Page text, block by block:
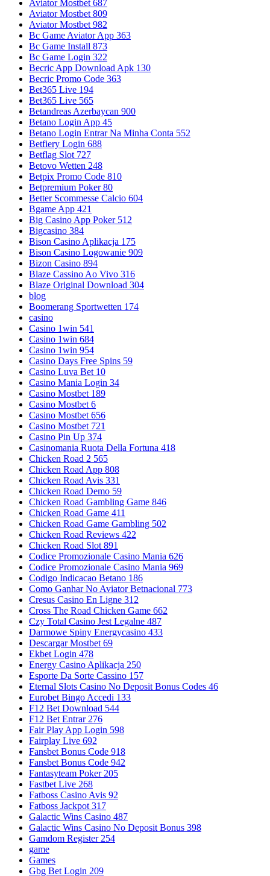
Aviator Mostbet 687
Aviator Mostbet 809
Aviator Mostbet 982
Bc Game Aviator App 363
Bc Game Install 873
Bc Game Login 322
Becric App Download Apk 130
Becric Promo Code 363
Bet365 Live 194
Bet365 Live 565
Betandreas Azerbaycan 900
Betano Login App 45
Betano Login Entrar Na Minha Conta 552
Betfiery Login 688
Betflag Slot 727
Betovo Wetten 248
Betpix Promo Code 810
Betpremium Poker 80
Better Scommesse Calcio 604
Bgame App 421
Big Casino App Poker 512
Bigcasino 384
Bison Casino Aplikacja 175
Bison Casino Logowanie 909
Bizon Casino 894
Blaze Cassino Ao Vivo 316
Blaze Original Download 304
blog
Boomerang Sportwetten 174
casino
Casino 1win 541
Casino 1win 684
Casino 1win 954
Casino Days Free Spins 59
Casino Luva Bet 10
Casino Mania Login 34
Casino Mostbet 189
Casino Mostbet 6
Casino Mostbet 656
Casino Mostbet 721
Casino Pin Up 374
Casinomania Ruota Della Fortuna 418
Chicken Road 2 565
Chicken Road App 808
Chicken Road Avis 331
Chicken Road Demo 59
Chicken Road Gambling Game 846
Chicken Road Game 411
Chicken Road Game Gambling 502
Chicken Road Reviews 422
Chicken Road Slot 891
Codice Promozionale Casino Mania 626
Codice Promozionale Casino Mania 969
Codigo Indicacao Betano 186
Como Ganhar No Aviator Betnacional 773
Cresus Casino En Ligne 312
Cross The Road Chicken Game 662
Czy Total Casino Jest Legalne 487
Darmowe Spiny Energycasino 433
Descargar Mostbet 69
Ekbet Login 478
Energy Casino Aplikacja 250
Esporte Da Sorte Cassino 157
Eternal Slots Casino No Deposit Bonus Codes 46
Eurobet Bingo Accedi 133
F12 Bet Download 544
F12 Bet Entrar 276
Fair Play App Login 598
Fairplay Live 692
Fansbet Bonus Code 918
Fansbet Bonus Code 942
Fantasyteam Poker 205
Fastbet Live 268
Fatboss Casino Avis 92
Fatboss Jackpot 317
Galactic Wins Casino 487
Galactic Wins Casino No Deposit Bonus 398
Gamdom Register 254
game
Games
Gbg Bet Login 209